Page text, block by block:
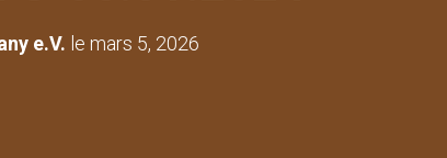
e.V. le mars 5, 2026